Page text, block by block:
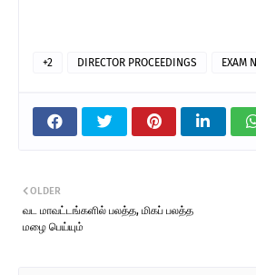
+2 DIRECTOR PROCEEDINGS EXAM
OLDER
வட மாவட்டங்களில் பலத்த, மிகப் பலத்த
மழை பெய்யும்